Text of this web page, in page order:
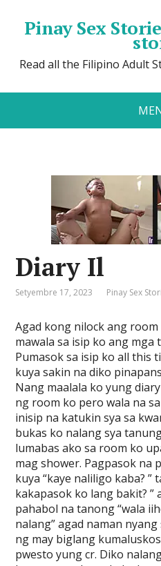
Pinay Sex
Read all the Filipino Adult
Diary Il
Setyembre 17, 2023 Pinay Sex
Agad kong nilock ang
mawala sa isip ko ang mga
Pumasok sa isip ko all this
kuya sakin na diko
Nang maalala ko yung
ng room ko pero wala na
inisip na katukin sya sa
bukas ko nalang sya
lumabas ako sa room ko
mag shower. Pagpasok na
kuya “kaye naliligo kaba? ”
kakapasok ko lang bakit? ”
pahabol na tanong “wala
nalang” agad naman
ng may biglang
pwesto yung cr. Diko